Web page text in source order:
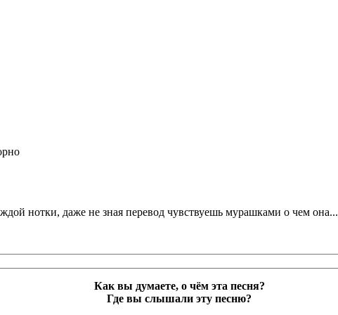
нотки, даже не зная перевод чувствуешь мурашками о чем она...
Как вы думаете, о чём эта песня?
Где вы слышали эту песню?